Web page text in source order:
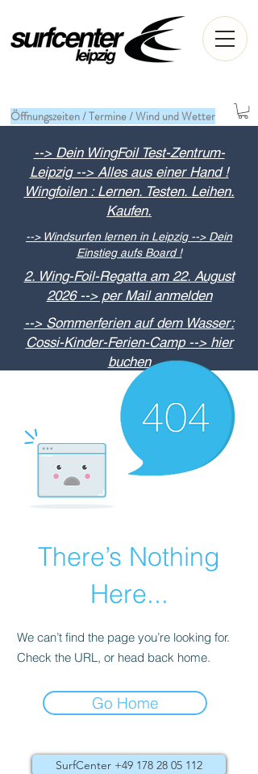
Öffnungszeiten / Termine / Wind und Wetter
--> Dein WingFoil Test-Zentrum-
Leipzig --> Alles aus einer Hand !
Wingfoilen : Lernen. Testen. Leihen.
Kaufen.
--> Windsurfen lernen in Leipzig --> Dein
Einstieg aufs Board !
2. Wing-Foil-Regatta am 22. August
2026 --> per Mail anmelden
--> Sommerferien auf dem Wasser:
Cossi-Kinder-Ferien-Camp --> hier
buchen
There’s Nothing
Here...
We can’t find the page you’re looking for.
Check the URL, or head back home.
Go Home
SurfCenter +49 178 28 05 112